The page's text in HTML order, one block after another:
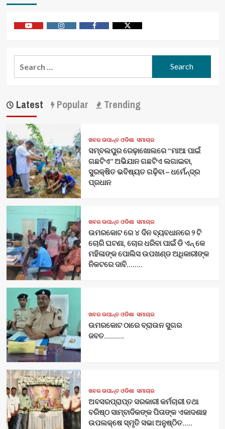
Latest Popular Trending
ଖବର ଉପାନ୍ତ ଓଡିଶା ସମାଚାର
ସମ୍ବଲପୁର ରେଢ଼ାଖୋଲରେ “ମାଆ ପାଇଁ
ଗଛଟିଏ” ଅଭିଯାନ ଗଛଟିଏ ଲଗାଇବା,
ସୁରକ୍ଷିତ ଭବିଷ୍ୟତ ଗଢ଼ିବା – ଧର୍ମେନ୍ଦ୍ର
ପ୍ରଧାନ
ଖବର ଉପାନ୍ତ ଓଡିଶା ସମାଚାର
ଉମରକୋଟ ରେ ୪ ଦିନ ବ୍ୟବଧାନରେ ୨ ଟି
ଚୋରି ଘଟଣା, ଚୋର ଧରିବା ପାଇଁ ଡି ଏନ୍ କେ
ମହିଳାଙ୍କ ପୋଲିସ ଉପଖଣ୍ଡ ଅଧିକାରୀଙ୍କ
ନିକଟରେ ଦାବି……..
ଖବର ଉପାନ୍ତ ଓଡିଶା ସମାଚାର
ଉମରକୋଟ ଠାରେ ବ୍ରାଉନ ସୁଗର
ଜବତ……….
ଖବର ଉପାନ୍ତ ଓଡିଶା ସମାଚାର
ଅବସରପ୍ରାପ୍ତ ସରକାରୀ କର୍ମଚାରୀ ତଥା
ବରିଷ୍ଠ ସାମ୍ବାଦିକଙ୍କ ପିତାଙ୍କ ଏକାଦଶାହ
ଉପଲକ୍ଷେ ସ୍ମୃତି ସଭା ଅନୁଷ୍ଠିତ…..